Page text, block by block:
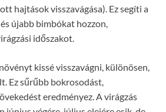
hajtások visszavágása). Ez segíti a
újabb bimbókat hozzon,
időszakot.
kissé visszavágni, különösen,
Ez sűrűbb bokrosodást,
eredményez. A virágzás